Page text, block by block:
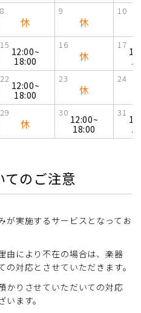
8
休
9
休
10
15
12:00~
18:00
16
休
17
22
12:00~
18:00
23
休
24
29
休
30
12:00~
18:00
31
てのご注意
が実施するサービスとなってお
由により不在の場合は、楽器
対応とさせていただきます。
かりさせていただいての対応
ます。